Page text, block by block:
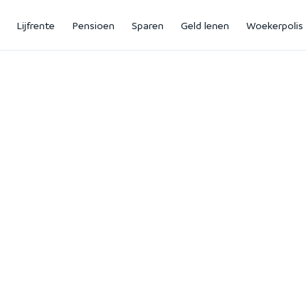
Lijfrente Pensioen Sparen Geld lenen Woekerpolis